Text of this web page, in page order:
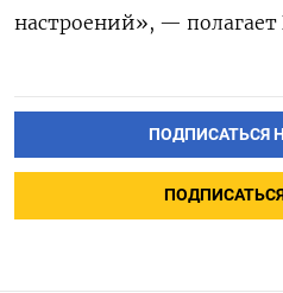
настроений», — полагает
ПОДПИСАТЬСЯ
ПОДПИСАТЬСЯ